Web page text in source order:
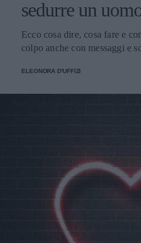
sedurre un
Ecco cosa dire, cosa fare e
colpo anche con messaggi e
ELEONORA D'UFFIZI